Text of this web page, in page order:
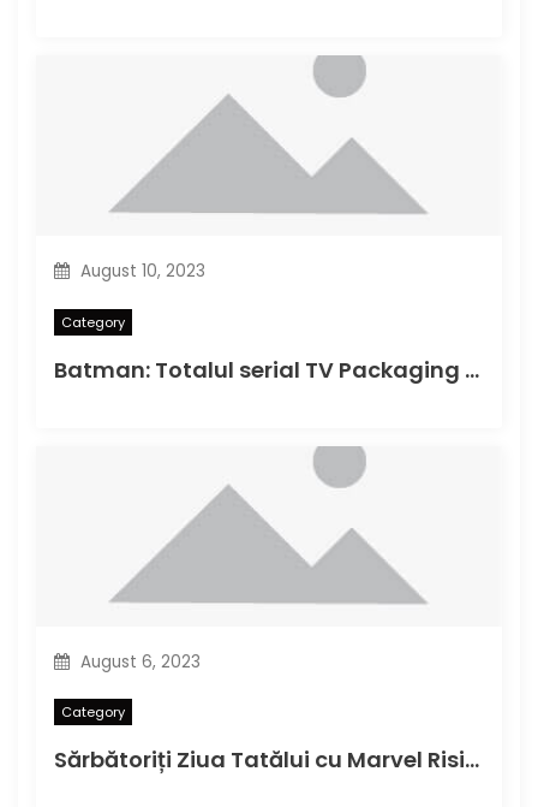
August 10, 2023
Category
Batman: Totalul serial TV Packaging Photos
August 6, 2023
Category
Sărbătoriți Ziua Tatălui cu Marvel Rising Alpha#1 în această duminică